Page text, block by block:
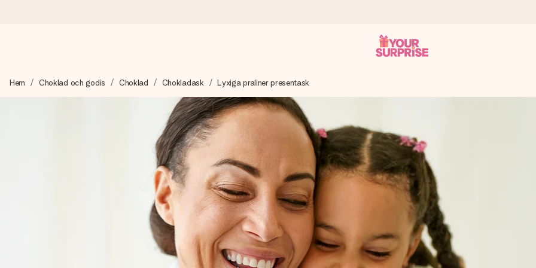
Vi skapar din gåva med omsorg och skickar den blixtsnabbt – så att du kan ge den i precis rätt tid, när det betyder som mest.
4,6 (baserat på +15 000 recensioner)
Våra gåvor inspirerar. Kunder ger oss 4,6 på Google Reviews.
Skapa något unikt med bara några få steg – med hennes namn, ditt foto eller ett meddelande som verkligen berör hennes hjärta.
Hem Choklad och godis Choklad Chokladask Lyxiga praliner presentask